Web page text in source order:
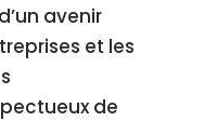
avenir
et les
de